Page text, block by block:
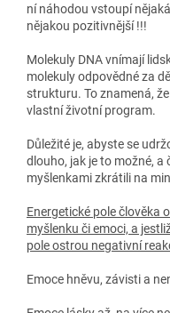
ní náhodou vstoupí
nějakou pozitivnější !!!
Molekuly DNA vnímají
molekuly odpovědné za
strukturu. To znamená,
vlastní životní program.
Důležité je, abyste se
dlouho, jak je to možné,
myšlenkami zkrátili na
Energetické pole člověka
myšlenku či emoci, a
pole ostrou negativní
Emoce hněvu, závisti a